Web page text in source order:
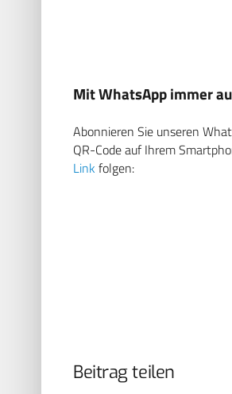
Mit WhatsApp immer
Abonnieren Sie unseren
QR-Code auf Ihrem
Link folgen:
Beitrag teilen